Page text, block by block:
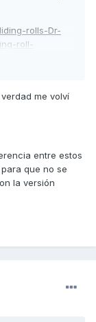
rolls-Dr-
roll-
me volví
entre estos
que no se
la versión